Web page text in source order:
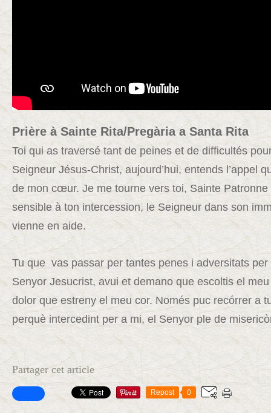
Prière à Sainte Rita/Pregària a Santa Rita
Toi qui as traversé tant de peines et de difficultés
Seigneur Jésus-Christ, aujourd’hui, entends l’appel
de mon cœur. Je me tourne vers toi, Sainte Patronne
sensible à ton intercession, le Seigneur dans son
vienne en aide.
Tu que vas passar per tantes penes i adversitats
Senyor Jesucrist, avui et demano que escoltis el
dolor que estreny el meu cor. Només puc recórrer a
perquè intercedint per a mi, el Senyor ple de
Partager cet article
Repost 0